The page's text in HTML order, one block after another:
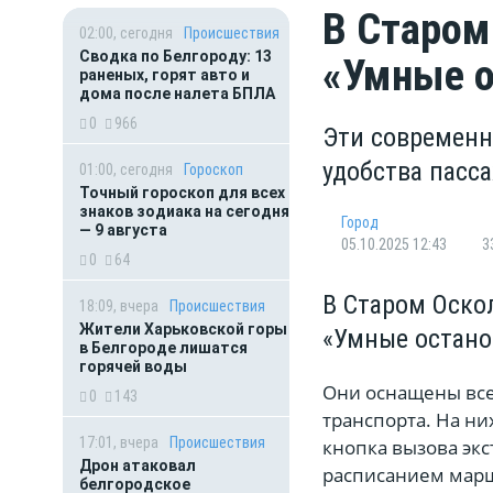
02:00, сегодня
Происшествия
Сводка по Белгороду: 13
раненых, горят авто и
дома после налета БПЛА
0
966
01:00, сегодня
Гороскоп
Точный гороскоп для всех
знаков зодиака на сегодня
— 9 августа
0
64
18:09, вчера
Происшествия
Жители Харьковской горы
в Белгороде лишатся
горячей воды
0
143
17:01, вчера
Происшествия
Дрон атаковал
белгородское
В
«Умные
Эти
удобства
Город
05.10.2025 12:43
В Старом
«Умные
Они оснащены
транспорта. На
кнопка вызова
расписанием